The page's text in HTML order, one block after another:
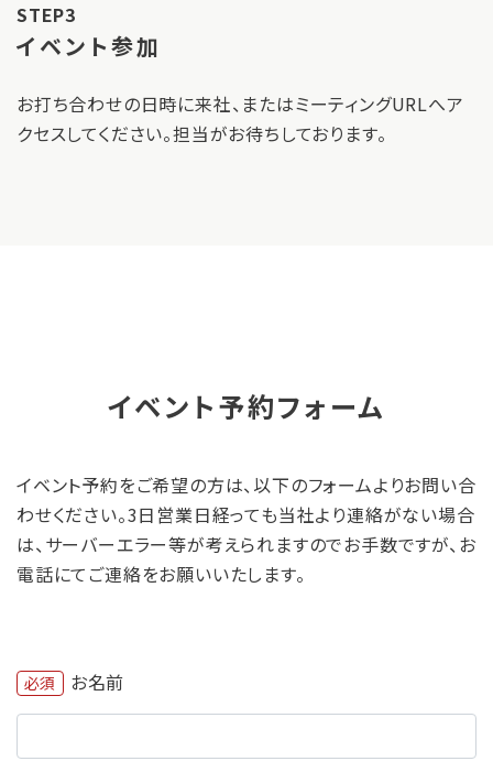
STEP3
イベント参加
お打ち合わせの日時に来社、またはミーティングURLへア
クセスしてください。担当がお待ちしております。
イベント予約フォーム
イベント予約をご希望の方は、以下のフォームよりお問い合
わせください。3日営業日経っても当社より連絡がない場合
は、サーバーエラー等が考えられますのでお手数ですが、お
電話にてご連絡をお願いいたします。
必須 お名前